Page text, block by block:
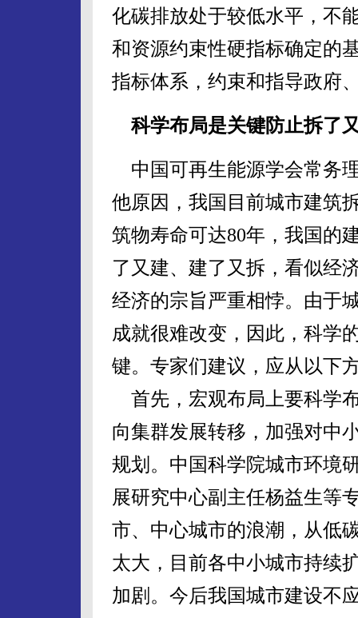
化碳排放处于较低水平，不
和资源约束性硬指标确定的
指标体系，约束和指导政府
科学布局是关键防止拆了
中国可再生能源学会常务
他原因，我国目前城市建筑
筑物寿命可达80年，我国的
了又建、建了又拆，看似经
经济的宗旨严重相悖。由于
成就很难改变，因此，科学
键。专家们建议，应从以下
首先，宏观布局上要科学
向集群发展转移，加强对中
规划。中国科学院城市环境
展研究中心副主任杨益生等
市、中心城市的浪潮，从低
太大，目前各中小城市持续
加剧。今后我国城市建设不